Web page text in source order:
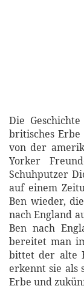
Die
britisches
von der
Yorker
Schuhputzer
auf einem
Ben wieder,
nach England
Ben nach
bereitet man
bittet der alte
erkennt sie als
Erbe und